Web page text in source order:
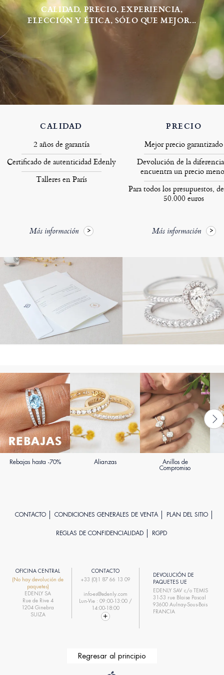
CALIDAD, PRECIO, EXPERIENCIA,
ELECCIÓN Y ÉTICA, SÓLO QUE MEJOR...
CALIDAD
2 años de garantía
Certificado de autenticidad Edenly
Talleres en París
Más información
PRECIO
Mejor precio garantizado
Devolución de la
encuentra un precio
Para todos los presupuestos,
50.000 euros
Más información
Rebajas hasta -70% Alianzas Anillos de
Compromiso
CONTACTO CONDICIONES GENERALES DE VENTA PLAN DEL SITIO
REGLAS DE CONFIDENCIALIDAD RGPD
OFICINA CENTRAL
(No hay devolución de
paquetes)
EDENLY SA
Rue de Rive 4
1204 Ginebra
SUIZA
CONTACTO
+33 (0)1 87 66 13 09
info-es@edenly.com
Lun-Vie : 09:00-13:00 /
14:00-18:00
DEVOLUCIÓN DE
PAQUETES UE
EDENLY SAV c/o TEMIS
31-53 rue Blaise Pascal
93600 Aulnay-Sous-Bois
FRANCIA
Regresar al principio